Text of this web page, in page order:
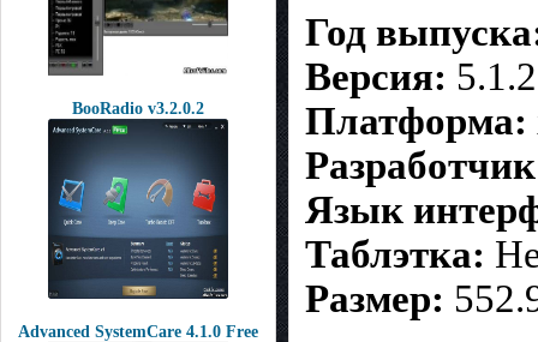
BooRadio v3.2.0.2
Advanced SystemCare 4.1.0 Free
Год
Версия:
Платформа:
Язык
Таблэтка:
Размер: